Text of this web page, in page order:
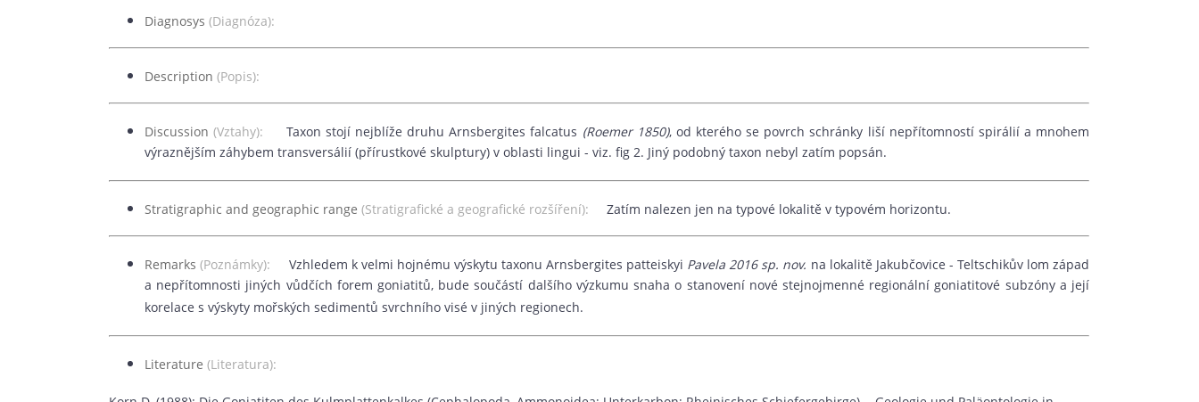
Diagnosys (Diagnóza):
Description (Popis):
Discussion (Vztahy): Taxon stojí nejblíže druhu Arnsbergites falcatus (Roemer 1850), od kterého se povrch schránky liší nepřítomností spirálií a mnohem
výraznějším záhybem transversálií (přírustkové skulptury) v oblasti lingui - viz. fig 2. Jiný podobný taxon nebyl zatím popsán.
Stratigraphic and geographic range (Stratigrafické a geografické rozšíření): Zatím nalezen jen na typové lokalitě v typovém horizontu.
Remarks (Poznámky): Vzhledem k velmi hojnému výskytu taxonu Arnsbergites patteiskyi Pavela 2016 sp. nov. na lokalitě Jakubčovice - Teltschikův lom západ
a nepřítomnosti jiných vůdčích forem goniatitů, bude součástí dalšího výzkumu snaha o stanovení nové stejnojmenné regionální goniatitové subzóny a její
korelace s výskyty mořských sedimentů svrchního visé v jiných regionech.
Literature (Literatura):